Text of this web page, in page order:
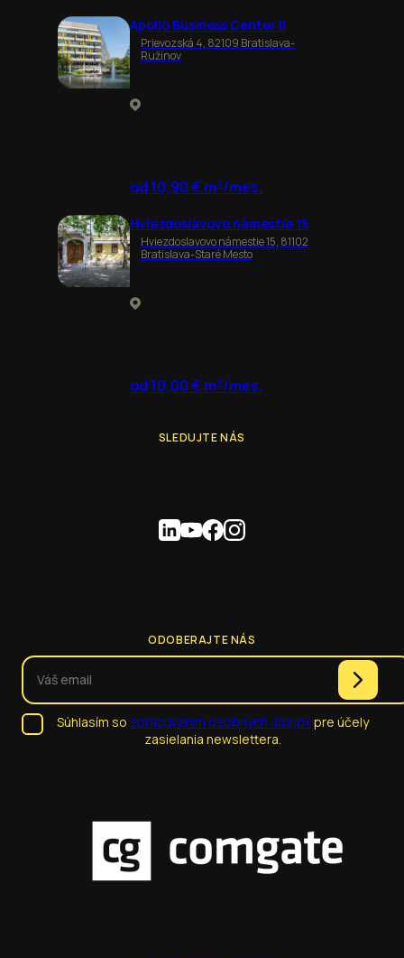
Apollo Business Center II
Prievozská 4, 82109 Bratislava-
Ružinov
od 10,90 € m²/mes.
Hviezdoslavovo námestie 15
Hviezdoslavovo námestie 15, 81102
Bratislava-Staré Mesto
od 10,00 € m²/mes.
SLEDUJTE NÁS
ODOBERAJTE NÁS
Súhlasím so spracúvaním osobných údajovpre účely
zasielania newslettera.